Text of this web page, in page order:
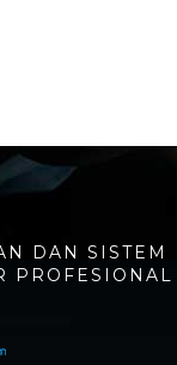
DAN SISTEM
PROFESIONAL